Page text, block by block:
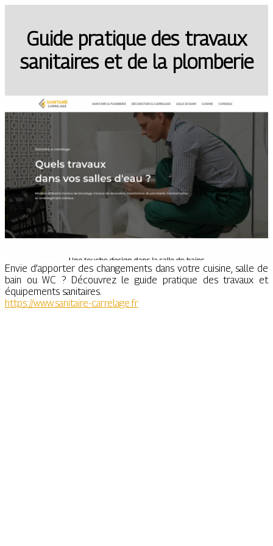
Guide pratique des travaux
sanitaires et de la plomberie
Envie d’apporter des changements dans votre cuisine, salle de
bain ou WC ? Découvrez le guide pratique des travaux et
équipements sanitaires.
https://www.sanitaire-carrelage.fr